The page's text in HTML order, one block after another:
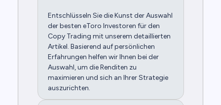
Entschlüsseln Sie die Kunst der Auswahl
der besten eToro Investoren für den
Copy Trading mit unserem detaillierten
Artikel. Basierend auf persönlichen
Erfahrungen helfen wir Ihnen bei der
Auswahl, um die Renditen zu
maximieren und sich an Ihrer Strategie
auszurichten.